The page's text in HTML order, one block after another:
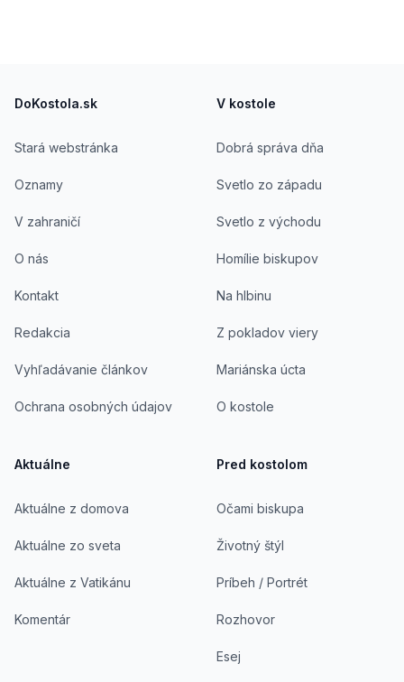
DoKostola.sk
Stará webstránka
Oznamy
V zahraničí
O nás
Kontakt
Redakcia
Vyhľadávanie článkov
Ochrana osobných údajov
Aktuálne
Aktuálne z domova
Aktuálne zo sveta
Aktuálne z Vatikánu
Komentár
V kostole
Dobrá správa dňa
Svetlo zo západu
Svetlo z východu
Homílie biskupov
Na hlbinu
Z pokladov viery
Mariánska úcta
O kostole
Pred kostolom
Očami biskupa
Životný štýl
Príbeh / Portrét
Rozhovor
Esej